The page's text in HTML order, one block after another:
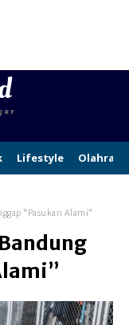
Lifestyle Olahraga
"Pasukan Alami"